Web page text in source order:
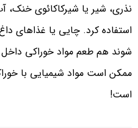
نذری، شیر یا شیرکاکائوی
استفاده کرد. چایی یا غذاهای
شوند هم طعم مواد خوراکی
ممکن است مواد شیمیایی با
است!